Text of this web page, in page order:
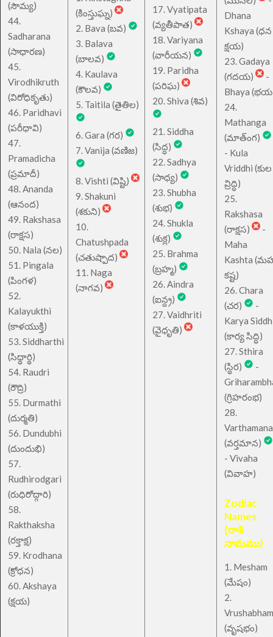
(సౌమ్య)
44.
Sadharana
(సాధారణ)
45.
Virodhikruth
(విరోధికృతు)
46. Paridhavi
(పరీధావి)
47.
Pramadicha
(ప్రమాదీ)
48. Ananda
(ఆనంద)
49. Rakshasa
(రాక్షస)
50. Nala (నల)
51. Pingala
(పింగళ)
52.
Kalayukthi
(కాళయుక్తి)
53. Siddharthi
(సిధ్ధార్థి)
54. Raudri
(రౌద్రి)
55. Durmathi
(దుర్మతి)
56. Dundubhi
(దుందుభి)
57.
Rudhirodgari
(రుధిరోద్గారి)
58.
Rakthaksha
(రక్తాక్ష)
59. Krodhana
(క్రోధన)
60. Akshaya
(క్షయ)
(కింస్తుఘ్న)
2. Bava (బవ)
3. Balava
(బాలవ)
4. Kaulava
(కౌలవ)
5. Taitila (తైతిల)
6. Gara (గర)
7. Vanija (వణిజ)
8. Vishti (విష్టి)
9. Shakuni
(శకుని)
10.
Chatushpada
(చతుష్పాద)
11. Naga
(నాగవ)
17. Vyatipata
(వ్యతీపాత)
18. Variyana
(వారీయన)
19. Paridha
(పరిఘ)
20. Shiva (శివ)
21. Siddha
(సిద్ధ)
22. Sadhya
(సాధ్య)
23. Shubha
(శుభ)
24. Shukla
(శుక్ల)
25. Brahma
(బ్రహ్మ)
26. Aindra
(ఐన్ద్ర)
27. Vaidhriti
(వైధృతి)
Dhana
Kshaya (ధన
క్షయ)
23. Gadaya
(గదయ)
-
Bhaya
24.
Mathanga
(మాత్ంగ)
- Kula
Vriddhi (కుల
వ్రిద్ధి)
25.
Rakshasa
(రాక్షస)
-
Maha
Kashta
కష్ట)
26. Chara
(చర)
-
Karya
(కార్య సిద్ధి)
27. Sthira
(స్థిర)
-
(గ్రిహరంభ)
28.
Varthamana
(వర్తమాన)
- Vivaha
(వివాహ)
Zodiac
Names
(రాశి
నామము)
1. Mesham
(మేషం)
2.
Vrushabham
(వృషభం)